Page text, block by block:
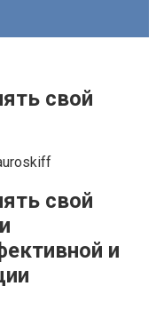
свой
свой
и